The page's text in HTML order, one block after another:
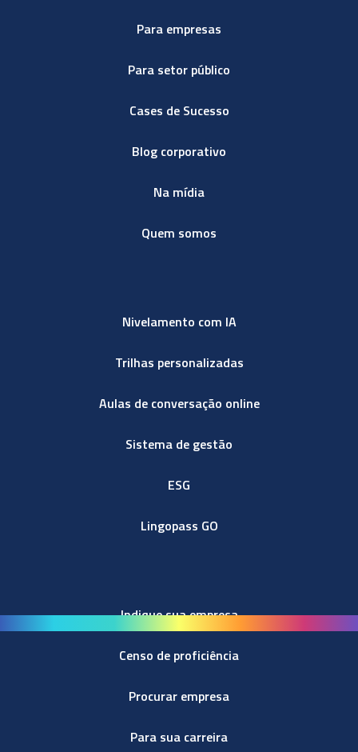
Para empresas
Para setor público
Cases de Sucesso
Blog corporativo
Na mídia
Quem somos
Nivelamento com IA
Trilhas personalizadas
Aulas de conversação online
Sistema de gestão
ESG
Lingopass GO
Indique sua empresa
Censo de proficiência
Procurar empresa
Para sua carreira